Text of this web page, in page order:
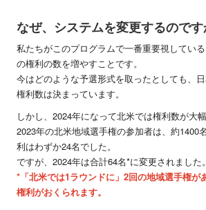
なぜ、システムを変更するのです
私たちがこのプログラムで一番重要視してい
の権利の数を増やすことです。
今はどのような予選形式を取ったとしても、
権利数は決まっています。
しかし、2024年になって北米では権利数が大
2023年の北米地域選手権の参加者は、約1400
利はわずか24名でした。
ですが、2024年は合計64名*に変更されました。
*「北米では1ラウンドに」2回の地域選手権が
権利がおくられます。